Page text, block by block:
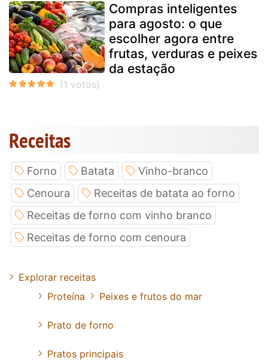
Compras inteligentes
para agosto: o que
escolher agora entre
frutas, verduras e peixes
da estação
Receitas
Forno Batata
Vinho-branco
Cenoura
Receitas de batata ao forno
Receitas de forno com vinho branco
Receitas de forno com cenoura
Explorar receitas
Proteína
Peixes e frutos do mar
Prato de forno
Pratos principais